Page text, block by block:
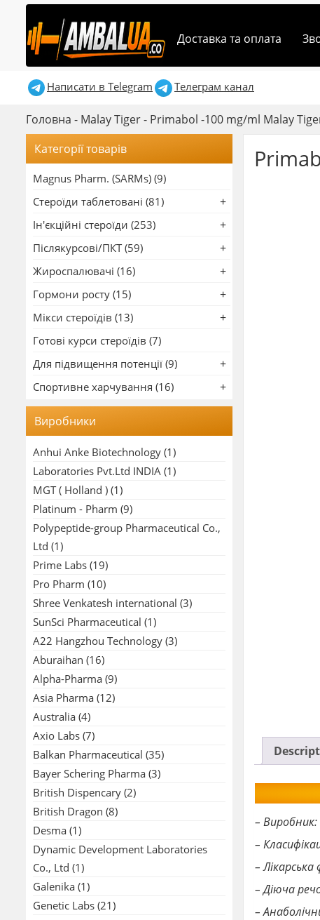
Доставка та оплата
Написати в Telegram Телеграм канал
Головна - Malay Tiger- Primabol -100 mg/ml Malay
– Виробник:
–
–
– Діюча
–
Категорії товарів
Magnus Pharm. (SARMs) (9)
Стероїди таблетовані (81)
Ін'єкційні стероїди (253)
Післякурсові/ПКТ (59)
Жироспалювачі (16)
Гормони росту (15)
Мікси стероїдів (13)
Готові курси стероїдів (7)
Для підвищення потенції (9)
Спортивне харчування (16)
Виробники
Anhui Anke Biotechnology (1)
Laboratories Pvt.Ltd INDIA (1)
MGT ( Holland ) (1)
Platinum - Pharm (9)
Polypeptide-group Pharmaceutical Co.,
Ltd (1)
Prime Labs (19)
Pro Pharm (10)
Shree Venkatesh international (3)
SunSci Pharmaceutical (1)
A22 Hangzhou Technology (3)
Aburaihan (16)
Alpha-Pharma (9)
Asia Pharma (12)
Australia (4)
Axio Labs (7)
Balkan Pharmaceutical (35)
Bayer Schering Pharma (3)
British Dispencary (2)
British Dragon (8)
Desma (1)
Dynamic Development Laboratories
Co., Ltd (1)
Galenika (1)
Genetic Labs (21)